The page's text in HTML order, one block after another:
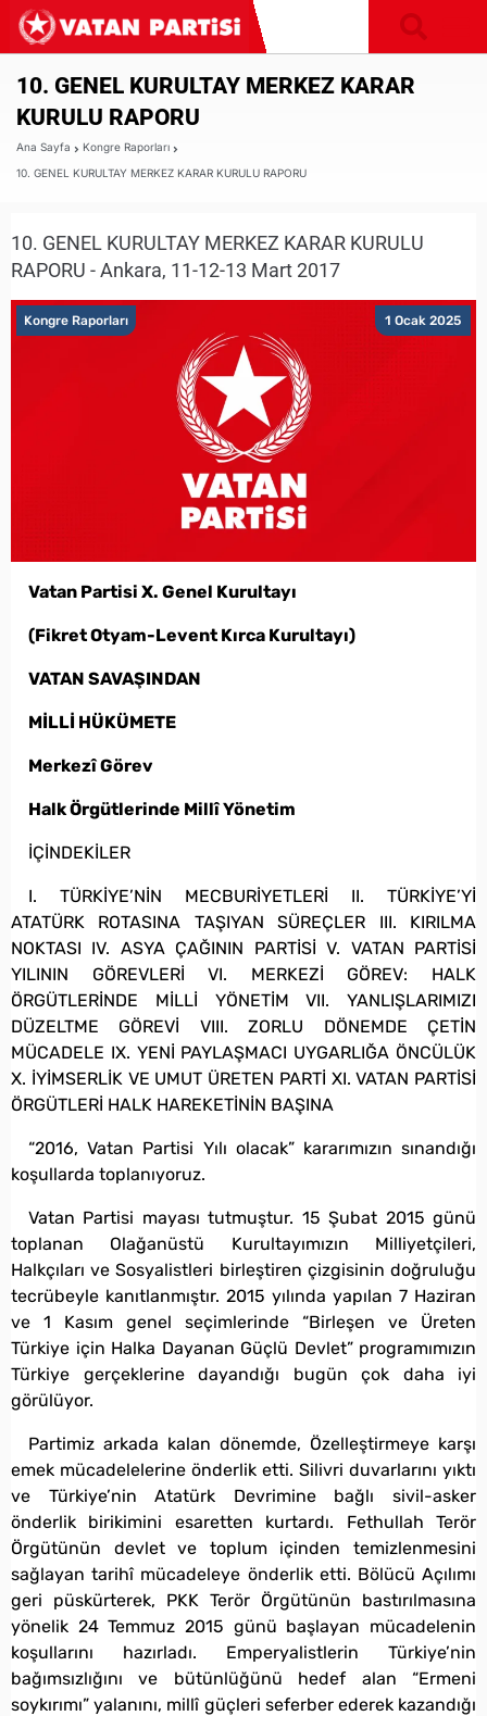
10. GENEL KURULTAY MERKEZ KARAR
KURULU RAPORU
Ana Sayfa
Kongre Raporları
10. GENEL KURULTAY MERKEZ KARAR KURULU RAPORU
10. GENEL KURULTAY MERKEZ KARAR KURULU
RAPORU - Ankara, 11-12-13 Mart 2017
1 Ocak 2025
Kongre Raporları
Vatan Partisi X. Genel Kurultayı
(Fikret Otyam-Levent Kırca Kurultayı)
VATAN SAVAŞINDAN
MİLLİ HÜKÜMETE
Merkezî Görev
Halk Örgütlerinde Millî Yönetim
İÇİNDEKİLER
I. TÜRKİYE’NİN MECBURİYETLERİ II. TÜRKİYE’Yİ
ATATÜRK ROTASINA TAŞIYAN SÜREÇLER III. KIRILMA
NOKTASI IV. ASYA ÇAĞININ PARTİSİ V. VATAN PARTİSİ
YILININ GÖREVLERİ VI. MERKEZİ GÖREV: HALK
ÖRGÜTLERİNDE MİLLİ YÖNETİM VII. YANLIŞLARIMIZI
DÜZELTME GÖREVİ VIII. ZORLU DÖNEMDE ÇETİN
MÜCADELE IX. YENİ PAYLAŞMACI UYGARLIĞA ÖNCÜLÜK
X. İYİMSERLİK VE UMUT ÜRETEN PARTİ XI. VATAN PARTİSİ
ÖRGÜTLERİ HALK HAREKETİNİN BAŞINA
“2016, Vatan Partisi Yılı olacak” kararımızın sınandığı
koşullarda toplanıyoruz.
Vatan Partisi mayası tutmuştur. 15 Şubat 2015 günü
toplanan Olağanüstü Kurultayımızın Milliyetçileri,
Halkçıları ve Sosyalistleri birleştiren çizgisinin doğruluğu
tecrübeyle kanıtlanmıştır. 2015 yılında yapılan 7 Haziran
ve 1 Kasım genel seçimlerinde “Birleşen ve Üreten
Türkiye için Halka Dayanan Güçlü Devlet” programımızın
Türkiye gerçeklerine dayandığı bugün çok daha iyi
görülüyor.
Partimiz arkada kalan dönemde, Özelleştirmeye karşı
emek mücadelelerine önderlik etti. Silivri duvarlarını yıktı
ve Türkiye’nin Atatürk Devrimine bağlı sivil-asker
önderlik birikimini esaretten kurtardı. Fethullah Terör
Örgütünün devlet ve toplum içinden temizlenmesini
sağlayan tarihî mücadeleye önderlik etti. Bölücü Açılımı
geri püskürterek, PKK Terör Örgütünün bastırılmasına
yönelik 24 Temmuz 2015 günü başlayan mücadelenin
koşullarını hazırladı. Emperyalistlerin Türkiye’nin
bağımsızlığını ve bütünlüğünü hedef alan “Ermeni
soykırımı” yalanını, millî güçleri seferber ederek kazandığı